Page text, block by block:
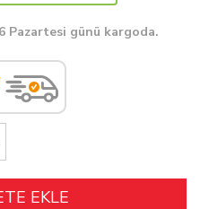
Pazartesi günü kargoda.
EKLE